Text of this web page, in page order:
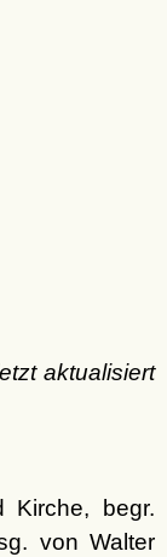
aktualisiert
Kirche, begr.
von Walter